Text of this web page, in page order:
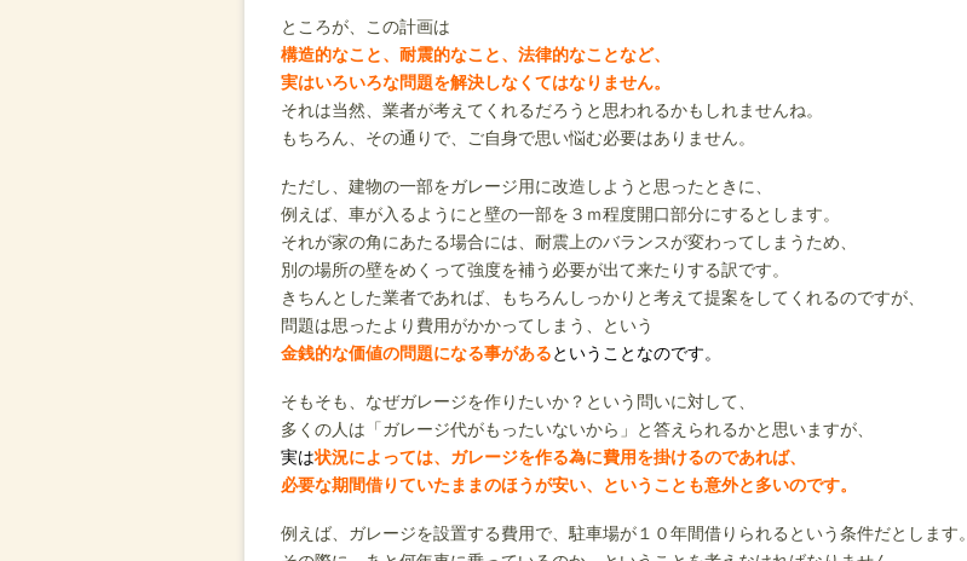
ところが、この計画は
構造的なこと、耐震的なこと、法律的なことなど、
実はいろいろな問題を解決しなくてはなりません。
それは当然、業者が考えてくれるだろうと思われるかもしれませんね。
もちろん、その通りで、ご自身で思い悩む必要はありません。
ただし、建物の一部をガレージ用に改造しようと思ったときに、
例えば、車が入るようにと壁の一部を３ｍ程度開口部分にするとします。
それが家の角にあたる場合には、耐震上のバランスが変わってしまうため、
別の場所の壁をめくって強度を補う必要が出て来たりする訳です。
きちんとした業者であれば、もちろんしっかりと考えて提案をしてくれるのですが、
問題は思ったより費用がかかってしまう、という
金銭的な価値の問題になる事があるということなのです。
そもそも、なぜガレージを作りたいか？という問いに対して、
多くの人は「ガレージ代がもったいないから」と答えられるかと思いますが、
実は状況によっては、ガレージを作る為に費用を掛けるのであれば、
必要な期間借りていたままのほうが安い、ということも意外と多いのです。
例えば、ガレージを設置する費用で、駐車場が１０年間借りられるという条件だとします。